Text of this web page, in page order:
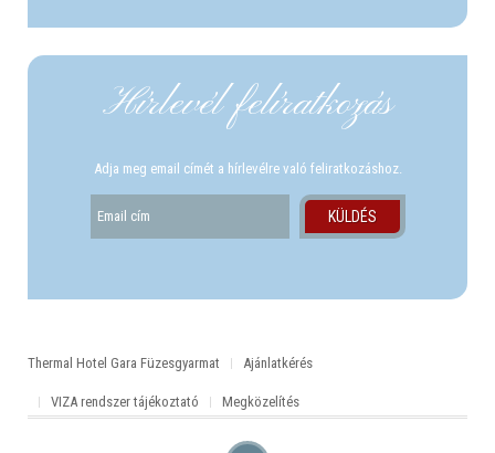
Hírlevél felíratkozás
Adja meg email címét a hírlevélre való feliratkozáshoz.
Thermal Hotel Gara Füzesgyarmat Ajánlatkérés
VIZA rendszer tájékoztató Megközelítés